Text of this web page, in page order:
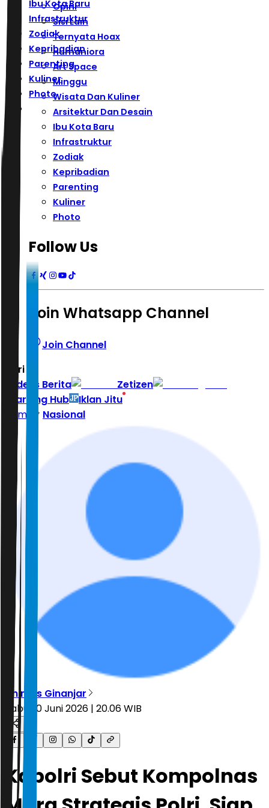
Ibu Kota Baru
Infrastruktur
Zodiak
Kepribadian
Parenting
Kuliner
Photo
Opini
Sisi Lain
Ternyata Hoax
Humaniora
Art Space
Minggu
Wisata Dan Kuliner
Arsitektur Dan Desain
Ibu Kota Baru
Infrastruktur
Zodiak
Kepribadian
Parenting
Kuliner
Photo
Follow Us
Join Whatsapp Channel
Join Channel
Hari ini
Indeks Berita
Zetizen
Learning Hub
Iklan Jitu
Home
Nasional
Dhimas Ginanjar
Rabu, 10 Juni 2026 | 20.06 WIB
Kapolri Sebut Kompolnas